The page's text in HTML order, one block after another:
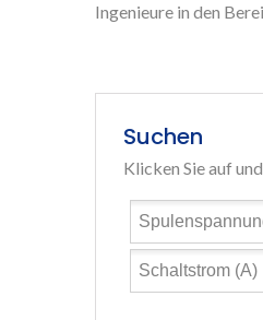
Ingenieure in den
Suchen
Klicken Sie auf